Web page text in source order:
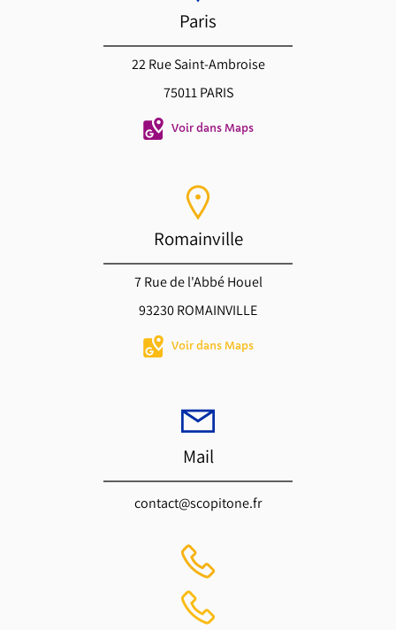
Paris
22 Rue Saint-Ambroise
75011 PARIS
Voir dans Maps
Romainville
7 Rue de l'Abbé Houel
93230 ROMAINVILLE
Voir dans Maps
Mail
contact@scopitone.fr